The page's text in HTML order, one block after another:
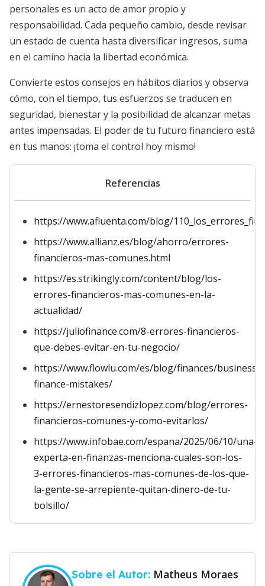
personales es un acto de amor propio y
responsabilidad. Cada pequeño cambio, desde revisar
un estado de cuenta hasta diversificar ingresos, suma
en el camino hacia la libertad económica.
Convierte estos consejos en hábitos diarios y observa
cómo, con el tiempo, tus esfuerzos se traducen en
seguridad, bienestar y la posibilidad de alcanzar metas
antes impensadas. El poder de tu futuro financiero está
en tus manos: ¡toma el control hoy mismo!
Referencias
https://www.afluenta.com/blog/
https://www.allianz.es/blog/ahorro/errores-
financieros-mas-comunes.html
https://es.strikingly.com/content/blog/los-
errores-financieros-mas-comunes-en-la-
actualidad/
https://juliofinance.com/8-errores-financieros-
que-debes-evitar-en-tu-negocio/
https://www.flowlu.com/es/blog/finances/business-
finance-mistakes/
https://ernestoresendizlopez.com/blog/errores-
financieros-comunes-y-como-evitarlos/
https://www.infobae.com/espana/2025/06/10/una-
experta-en-finanzas-menciona-cuales-son-los-
3-errores-financieros-mas-comunes-de-los-que-
la-gente-se-arrepiente-quitan-dinero-de-tu-
bolsillo/
Sobre el Autor: Matheus Moraes